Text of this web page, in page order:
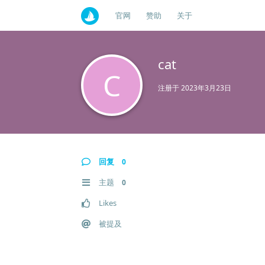
官网 赞助 关于
C
cat
注册于2023年3月23日
回复 0
主题 0
Likes
被提及